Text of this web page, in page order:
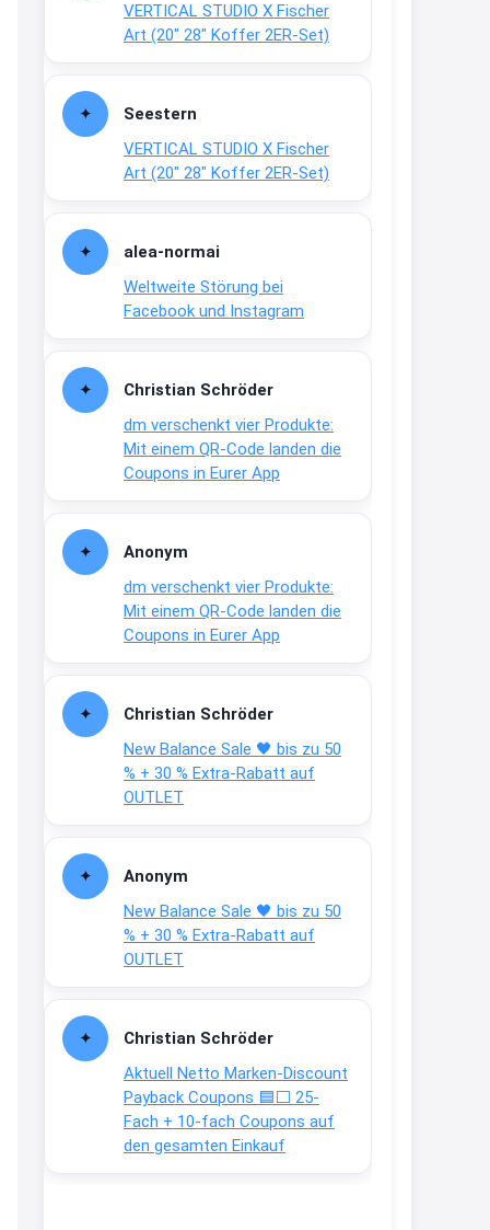
VERTICAL STUDIO X Fischer
Art (20″ 28″ Koffer 2ER-Set)
Seestern
VERTICAL STUDIO X Fischer
Art (20″ 28″ Koffer 2ER-Set)
alea-normai
Weltweite Störung bei
Facebook und Instagram
Christian Schröder
dm verschenkt vier Produkte:
Mit einem QR-Code landen die
Coupons in Eurer App
Anonym
dm verschenkt vier Produkte:
Mit einem QR-Code landen die
Coupons in Eurer App
Christian Schröder
New Balance Sale 🖤 bis zu 50
% + 30 % Extra-Rabatt auf
OUTLET
Anonym
New Balance Sale 🖤 bis zu 50
% + 30 % Extra-Rabatt auf
OUTLET
Christian Schröder
Aktuell Netto Marken-Discount
Payback Coupons 🟦⬜ 25-
Fach + 10-fach Coupons auf
den gesamten Einkauf
dich zu sehen, alles gut?
15:01
An 01.08. / Sensodyne Rabatt 3€
/ max. 15.000www.erlebe-
↩
www.meineapotheke.de/
2:19
↩
Joachim
www.linda.de/vorteile/coupons/...
2:21
↩
Gratis Hitzewarn-Aufkleber /
verfärbt sich ab 28 Grad /siehe
Text weiter unten
shop.bioeg.de/aufkleber-
achtun...
↩
Joachim
Gratis personalisierte 7-Tage
Ration Micronährstoffe/ Vitamine
↩
Joachim